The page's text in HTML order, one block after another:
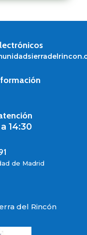
14:30
de Madrid
del Rincón